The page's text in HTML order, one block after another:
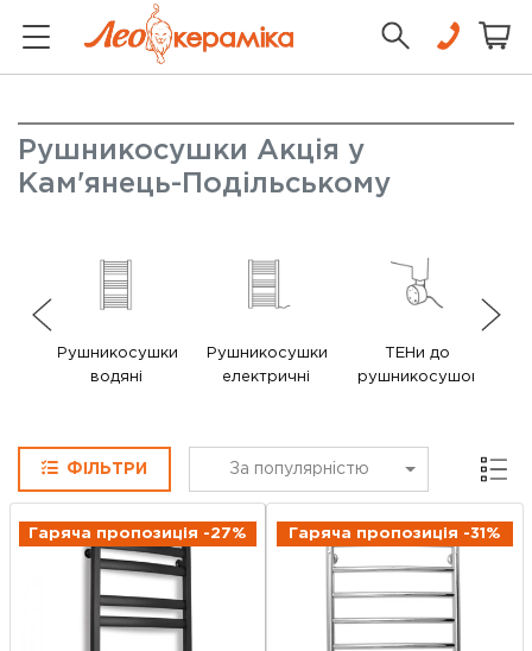
Рушникосушки Акція у
Кам'янець-Подільському
Рушникосушки
водяні
Рушникосушки
електричні
ТЕНи до
рушникосушок
ФІЛЬТРИ За популярністю Сітка
Гаряча пропозиція -27% Гаряча пропозиція -31%